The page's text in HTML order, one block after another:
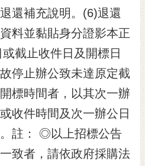
還補充說明。(6)退還
料並黏貼身分證影本正
截止收件日及開標日
停止辦公致未達原定截
標時間者，以其次一辦
收件時間及次一辦公日
註： ◎以上招標公告
致者，請依政府採購法